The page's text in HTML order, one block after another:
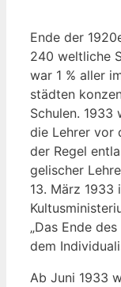
Ende der
240 welt­li­che
war 1 % aller
städ­ten
Schu­len. 1933
die Leh­rer vor
der Regel
ge­li­scher
13. März 1933
„Das Ende
dem
Ab Juni 1933